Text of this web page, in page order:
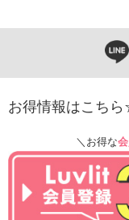
お得情報はこち
＼お得な